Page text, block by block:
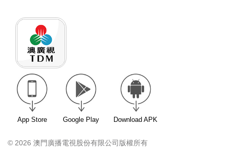
App Store Google Play Download APK
© 2026 澳門廣播電視股份有限公司版權所有